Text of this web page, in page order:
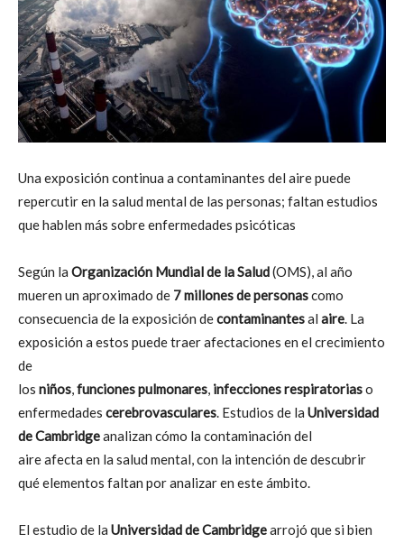
Una exposición continua a contaminantes del aire puede
repercutir en la salud mental de las personas; faltan estudios
que hablen más sobre enfermedades psicóticas
Según la Organización Mundial de la Salud(OMS), al año
mueren un aproximado de 7 millones de personascomo
consecuencia de la exposición decontaminantesal aire. La
exposición a estos puede traer afectaciones en el crecimiento
de
los niños,funcionespulmonares, infeccionesrespiratoriaso
enfermedades cerebrovasculares. Estudios de la Universidad
de Cambridgeanalizan cómo la contaminación del
aire afecta en la salud mental, con la intención de descubrir
qué elementos faltan por analizar en este ámbito.
El estudio de la Universidad de Cambridgearrojó que si bien